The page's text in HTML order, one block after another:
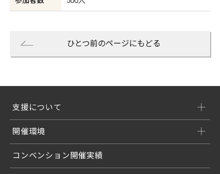
ひとつ前のページにもどる
支援について
開催環境
コンベンション開催実績